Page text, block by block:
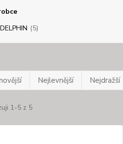
DELPHIN (5)
Nejlevnější Nejdražší
1-5 z 5